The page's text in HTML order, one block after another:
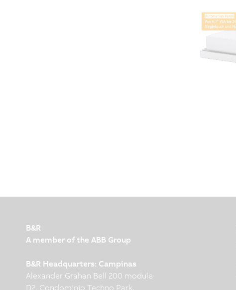
B&R
A member of the ABB Group
B&R Headquarters: Campinas
Alexander Grahan Bell 200 module
D2, Condominio Techno Park,